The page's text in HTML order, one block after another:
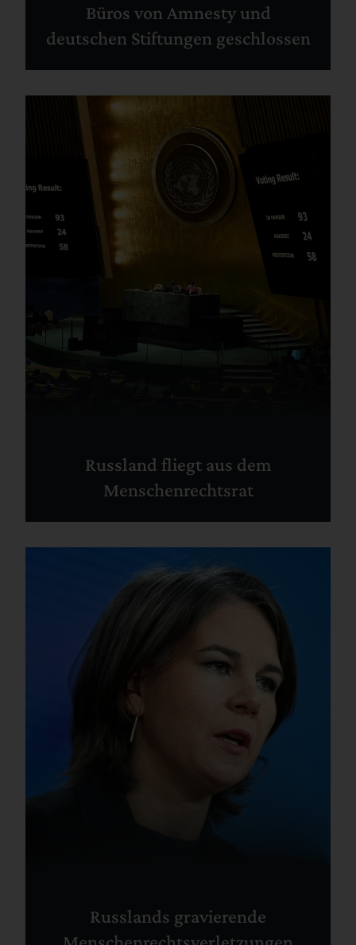
Büros von Amnesty und
deutschen Stiftungen geschlossen
Russland fliegt aus dem
Menschenrechtsrat
Russlands gravierende